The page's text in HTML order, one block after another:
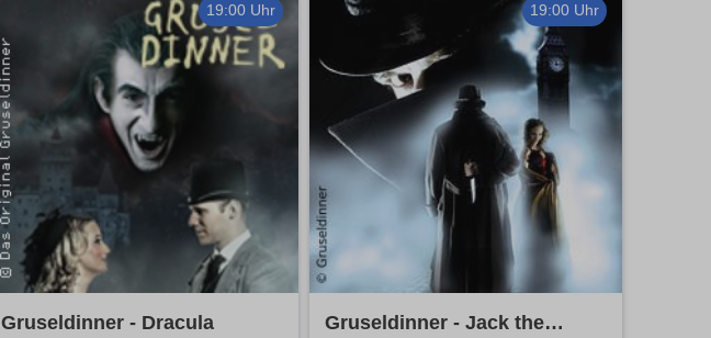
19:00 Uhr
Gruseldinner - Dracula
19:00 Uhr
Gruseldinner - Jack the